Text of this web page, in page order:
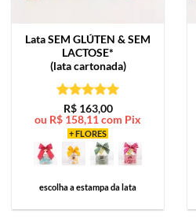
LataSEM GLÚTEN & SEM
LACTOSE*
(lata cartonada)
Avaliação5
de 5
R$163,00
ou R$ 158,11 com Pix
+ FLORES
escolha a estampa da lata